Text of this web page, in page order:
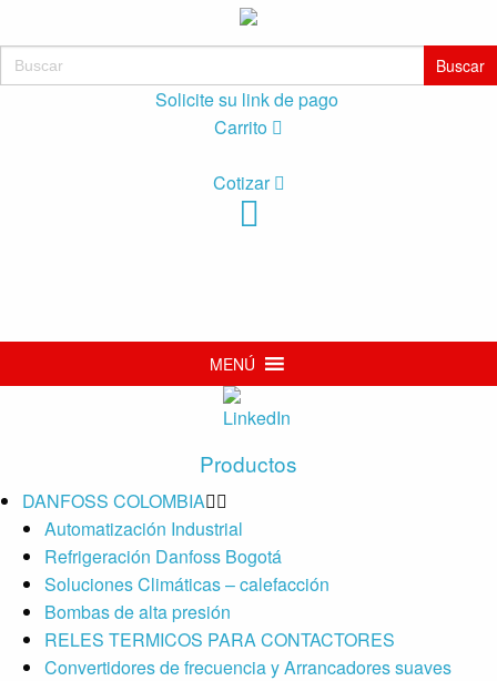
Buscar:
Solicite su link de pago
Carrito
Cotizar
MENÚ
Productos
DANFOSS COLOMBIA
Automatización Industrial
Refrigeración Danfoss Bogotá
Soluciones Climáticas – calefacción
Bombas de alta presión
RELES TERMICOS PARA CONTACTORES
Convertidores de frecuencia y Arrancadores suaves